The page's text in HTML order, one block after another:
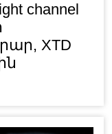
channel
XTD